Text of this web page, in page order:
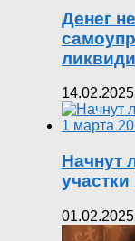
Денег
Начнут